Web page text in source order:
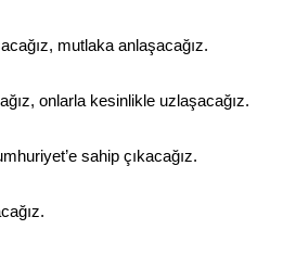
mutlaka anlaşacağız.
onlarla kesinlikle uzlaşacağız.
sahip çıkacağız.